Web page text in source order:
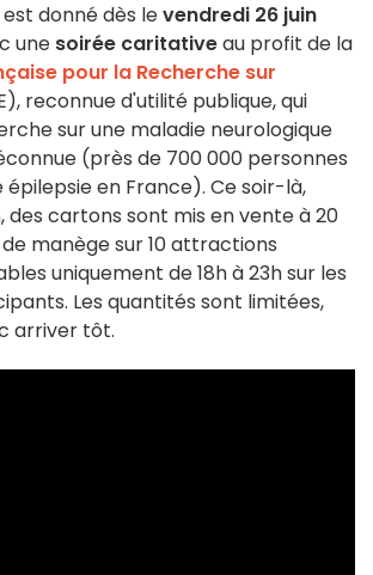
donné dès levendredi 26 juin
une soirée caritativeau profit de la
pour la Recherche sur
reconnue d'utilité publique, qui
sur une maladie neurologique
(près de 700 000 personnes
en France). Ce soir-là,
des cartons sont mis en vente à 20
manège sur 10 attractions
uniquement de 18h à 23h sur les
Les quantités sont limitées,
arriver tôt.